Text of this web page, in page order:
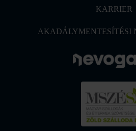
KARRIER
AKADÁLYMENTESÍTÉSI